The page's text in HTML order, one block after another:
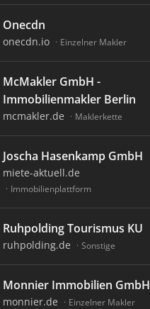
Onecdn
onecdn.io Einzelner Makler
McMakler GmbH -
Immobilienmakler Berlin
mcmakler.de Maklerkette
Joscha Hasenkamp GmbH
miete-aktuell.de
Immobilienplattform
Ruhpolding Tourismus KU
ruhpolding.de Sonstige
Monnier Immobilien GmbH
monnier.de Einzelner Makler